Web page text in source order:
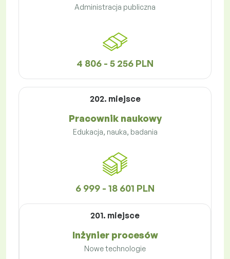
Administracja publiczna
4 806 - 5 256 PLN
202. miejsce
Pracownik naukowy
Edukacja, nauka, badania
6 999 - 18 601 PLN
201. miejsce
Inżynier procesów
Nowe technologie